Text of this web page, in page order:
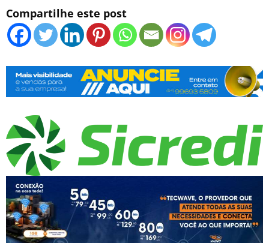
Compartilhe este post